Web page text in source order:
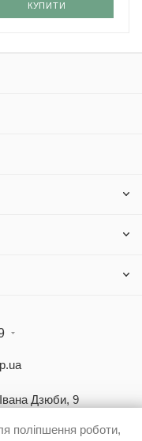
КУПИТИ
Дзюби, 9
поліпшення роботи,